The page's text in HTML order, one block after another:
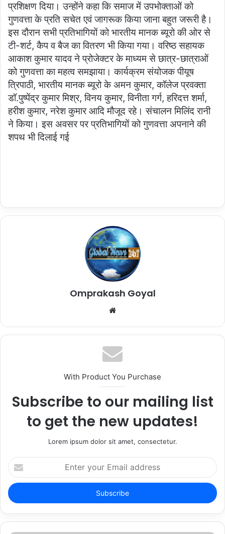
प्रशिक्षण दिया। उन्होंने कहा कि समाज में उपभोक्ताओं को
गुणवत्ता के प्रति सचेत एवं जागरूक किया जाना बहुत जरूरी है।
इस दौरान सभी प्रतिभागियों को भारतीय मानक ब्यूरो की ओर से
टी-शर्ट, कैप व बैज का वितरण भी किया गया। वरिष्ठ सहायक
आकाश कुमार यादव ने प्रोजेक्टर के माध्यम से छात्र-छात्राओं
को गुणवत्ता का महत्व समझाया। कार्यक्रम संयोजक पीयूष
त्रिपाठी, भारतीय मानक ब्यूरो के अमन कुमार, कॉलेज प्रवक्ता
डॉ.पुष्पेंद्र कुमार मिश्र, विनय कुमार, विनीता गर्ग, हरिदत्त शर्मा,
हरीश कुमार, नरेश कुमार आदि मौजूद रहे। संचालन मिलिंद रानी
ने किया। इस अवसर पर प्रतिभागियों को गुणवत्ता अपनाने की
शपथ भी दिलाई गई
Omprakash Goyal
Website
With Product You Purchase
Subscribe to our mailing list
to get the new updates!
Lorem ipsum dolor sit amet, consectetur.
Enter
your
Email
address